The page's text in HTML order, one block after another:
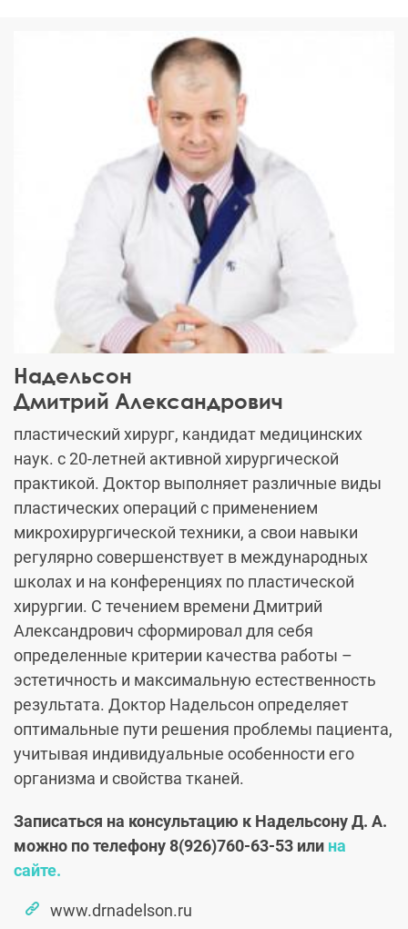
Надельсон
Дмитрий Александрович
пластический хирург, кандидат медицинских
наук. с 20-летней активной хирургической
практикой. Доктор выполняет различные виды
пластических операций с применением
микрохирургической техники, а свои навыки
регулярно совершенствует в международных
школах и на конференциях по пластической
хирургии. С течением времени Дмитрий
Александрович сформировал для себя
определенные критерии качества работы –
эстетичность и максимальную естественность
результата. Доктор Надельсон определяет
оптимальные пути решения проблемы пациента,
учитывая индивидуальные особенности его
организма и свойства тканей.
Записаться на консультацию к Надельсону Д. А.
можно по телефону8(926)760-63-53 или на
сайте.
www.drnadelson.ru